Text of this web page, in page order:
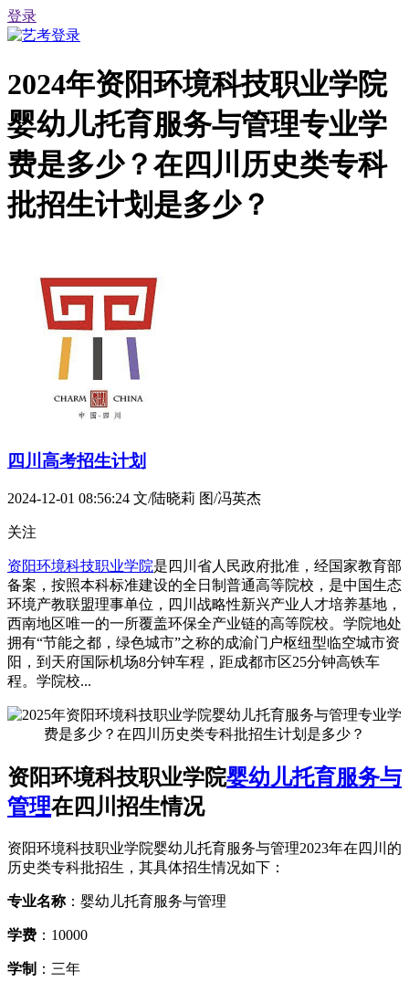
登录
2024年资阳环境科技职业学院
婴幼儿托育服务与管理专业学
费是多少？在四川历史类专科
批招生计划是多少？
四川高考招生计划
2024-12-01 08:56:24 文/陆晓莉 图/冯英杰
关注
资阳环境科技职业学院是四川省人民政府批准，经国家教育部
备案，按照本科标准建设的全日制普通高等院校，是中国生态
环境产教联盟理事单位，四川战略性新兴产业人才培养基地，
西南地区唯一的一所覆盖环保全产业链的高等院校。学院地处
拥有“节能之都，绿色城市”之称的成渝门户枢纽型临空城市资
阳，到天府国际机场8分钟车程，距成都市区25分钟高铁车
程。学院校...
资阳环境科技职业学院婴幼儿托育服务与
管理在四川招生情况
资阳环境科技职业学院婴幼儿托育服务与管理2023年在四川的
历史类专科批招生，其具体招生情况如下：
专业名称：婴幼儿托育服务与管理
学费 ：10000
学制 ：三年